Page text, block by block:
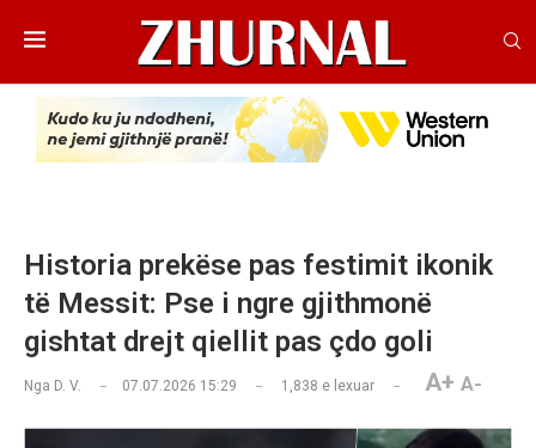
Historia prekëse pas festimit ikonik
të Messit: Pse i ngre gjithmonë
gishtat drejt qiellit pas çdo goli
Nga D. V. 07.07.2026 15:29 1,838 e lexuar A+ A-